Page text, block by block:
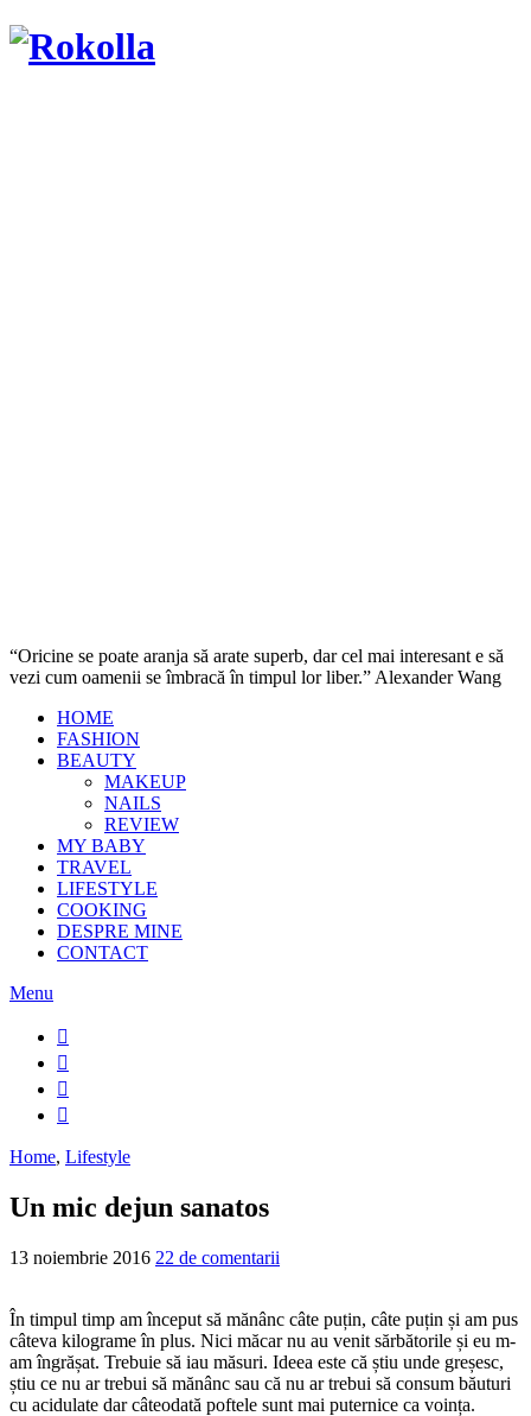
“Oricine se poate aranja să arate superb, dar cel mai interesant e să
vezi cum oamenii se îmbracă în timpul lor liber.” Alexander Wang
HOME
FASHION
BEAUTY
MAKEUP
NAILS
REVIEW
MY BABY
TRAVEL
LIFESTYLE
COOKING
DESPRE MINE
CONTACT
Menu
Home, Lifestyle
Un mic dejun sanatos
13 noiembrie 2016 22 de comentarii
În timpul timp am început să mănânc câte puțin, câte puțin și am pus
câteva kilograme în plus. Nici măcar nu au venit sărbătorile și eu m-
am îngrășat. Trebuie să iau măsuri. Ideea este că știu unde greșesc,
știu ce nu ar trebui să mănânc sau că nu ar trebui să consum băuturi
cu acidulate dar câteodată poftele sunt mai puternice ca voința.